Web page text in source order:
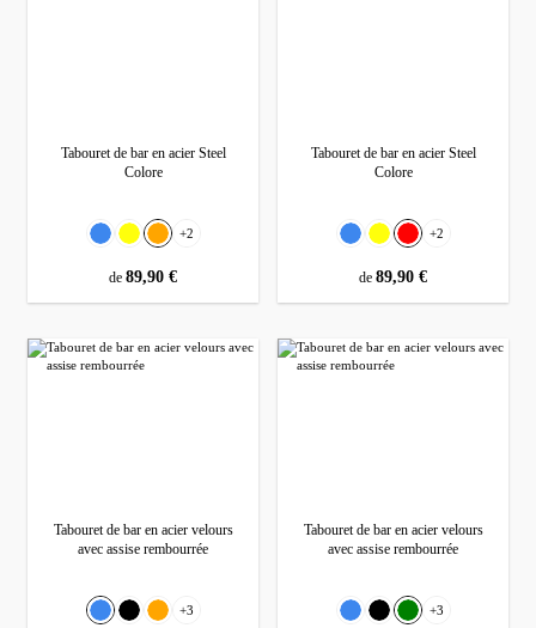
Tabouret de bar en acier Steel
Colore
Sélectionnez
CouleurBleu JauneOrange
+2
prix régulier :
de 89,90 €
Tabouret de bar en acier Steel
Colore
Sélectionnez
CouleurBleu JauneRouge
+2
prix régulier :
de 89,90 €
Tabouret de bar en acier velours
avec assise rembourrée
Sélectionnez
CouleurBleu Noir Orange
+3
Tabouret de bar en acier velours
avec assise rembourrée
Sélectionnez
CouleurBleu Noir Vert
+3